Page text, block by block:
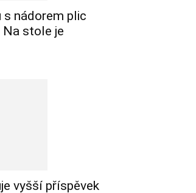
s nádorem plic
Na stole je
vyšší příspěvek